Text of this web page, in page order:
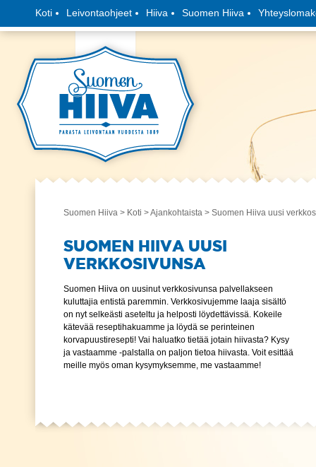
Koti Leivontaohjeet Hiiva Suomen Hiiva
Suomen Hiiva > Koti >Ajankohtaista > Suomen Hiiva uusi
SUOMEN HIIVA UUSI
VERKKOSIVUNSA
Suomen Hiiva on uusinut verkkosivunsa palvellakseen
kuluttajia entistä paremmin. Verkkosivujemme laaja sisältö
on nyt selkeästi aseteltu ja helposti löydettävissä. Kokeile
kätevää reseptihakuamme ja löydä se perinteinen
korvapuustiresepti! Vai haluatko tietää jotain hiivasta? Kysy
ja vastaamme -palstalla on paljon tietoa hiivasta. Voit esittää
meille myös oman kysymyksemme, me vastaamme!